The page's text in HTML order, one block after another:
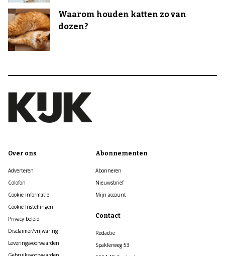
Waarom houden katten zo van
dozen?
Over ons
Adverteren
Colofon
Cookie informatie
Cookie Instellingen
Privacy beleid
Disclaimer/vrijwaring
Leveringsvoorwaarden
Abonnementen
Abonneren
Nieuwsbrief
Mijn account
Contact
Redactie
Spaklerweg 53